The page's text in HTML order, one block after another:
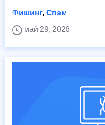
Фишинг, Спам
май 29, 2026